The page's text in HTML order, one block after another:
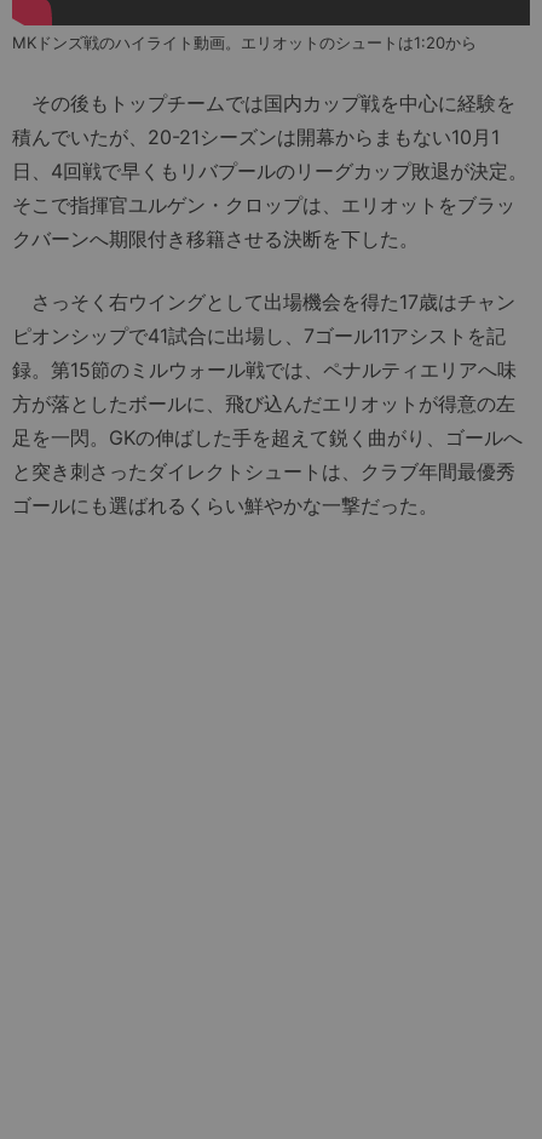
MKドンズ戦のハイライト動画。エリオットのシュートは1:20から
その後もトップチームでは国内カップ戦を中心に経験を
積んでいたが、20-21シーズンは開幕からまもない10月1
日、4回戦で早くもリバプールのリーグカップ敗退が決定。
そこで指揮官ユルゲン・クロップは、エリオットをブラッ
クバーンへ期限付き移籍させる決断を下した。
さっそく右ウイングとして出場機会を得た17歳はチャン
ピオンシップで41試合に出場し、7ゴール11アシストを記
録。第15節のミルウォール戦では、ペナルティエリアへ味
方が落としたボールに、飛び込んだエリオットが得意の左
足を一閃。GKの伸ばした手を超えて鋭く曲がり、ゴールへ
と突き刺さったダイレクトシュートは、クラブ年間最優秀
ゴールにも選ばれるくらい鮮やかな一撃だった。